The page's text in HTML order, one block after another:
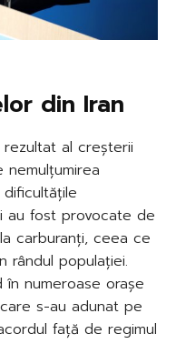
din Iran
al creșterii
au fost provocate de
carburanți, ceea ce
rândul populației.
numeroase orașe
s-au adunat pe
față de regimul